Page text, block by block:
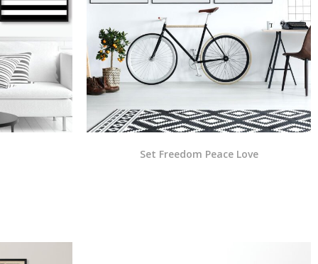
Set Freedom Peace Love